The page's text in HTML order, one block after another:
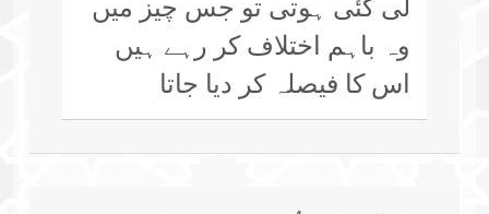
وہ باہم اختلاف کر رہے ہیں
اس کا فیصلہ کر دیا جاتا